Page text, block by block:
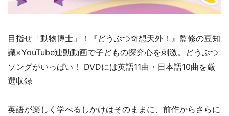
目指せ「動物博士」！『どうぶつ奇想天外！』監修の豆知
識×YouTube連動動画で子どもの探究心を刺激。どうぶつ
ソングがいっぱい！ DVDには英語11曲・日本語10曲を厳
選収録
英語が楽しく学べるしかけはそのままに、前作からさらに